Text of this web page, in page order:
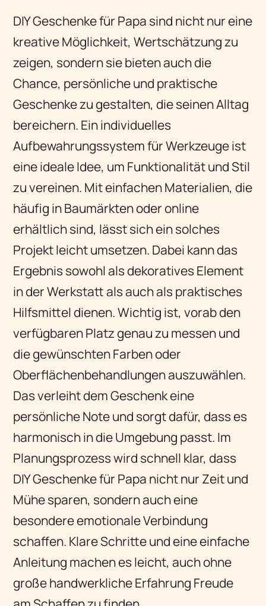
DIY Geschenke für Papa sind nicht nur eine
kreative Möglichkeit, Wertschätzung zu
zeigen, sondern sie bieten auch die
Chance, persönliche und praktische
Geschenke zu gestalten, die seinen Alltag
bereichern. Ein individuelles
Aufbewahrungssystem für Werkzeuge ist
eine ideale Idee, um Funktionalität und Stil
zu vereinen. Mit einfachen Materialien, die
häufig in Baumärkten oder online
erhältlich sind, lässt sich ein solches
Projekt leicht umsetzen. Dabei kann das
Ergebnis sowohl als dekoratives Element
in der Werkstatt als auch als praktisches
Hilfsmittel dienen. Wichtig ist, vorab den
verfügbaren Platz genau zu messen und
die gewünschten Farben oder
Oberflächenbehandlungen auszuwählen.
Das verleiht dem Geschenk eine
persönliche Note und sorgt dafür, dass es
harmonisch in die Umgebung passt. Im
Planungsprozess wird schnell klar, dass
DIY Geschenke für Papa nicht nur Zeit und
Mühe sparen, sondern auch eine
besondere emotionale Verbindung
schaffen. Klare Schritte und eine einfache
Anleitung machen es leicht, auch ohne
große handwerkliche Erfahrung Freude